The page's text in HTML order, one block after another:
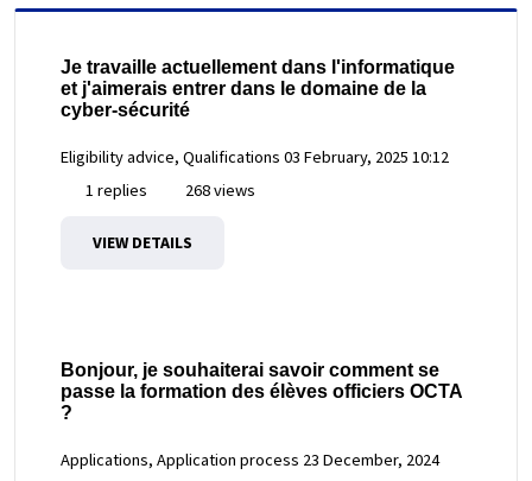
Je travaille actuellement dans l'informatique
et j'aimerais entrer dans le domaine de la
cyber-sécurité
Eligibility advice, Qualifications 03 February, 2025 10:12
1 replies
268 views
VIEW DETAILS
Bonjour, je souhaiterai savoir comment se
passe la formation des élèves officiers OCTA
?
Applications, Application process 23 December, 2024